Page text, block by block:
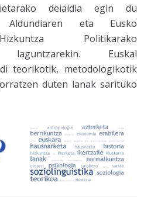
deialdia egin du
Aldundiaren eta Eusko
Politikarako
laguntzarekin. Euskal
teorikotik, metodologikotik
duten lanak sarituko